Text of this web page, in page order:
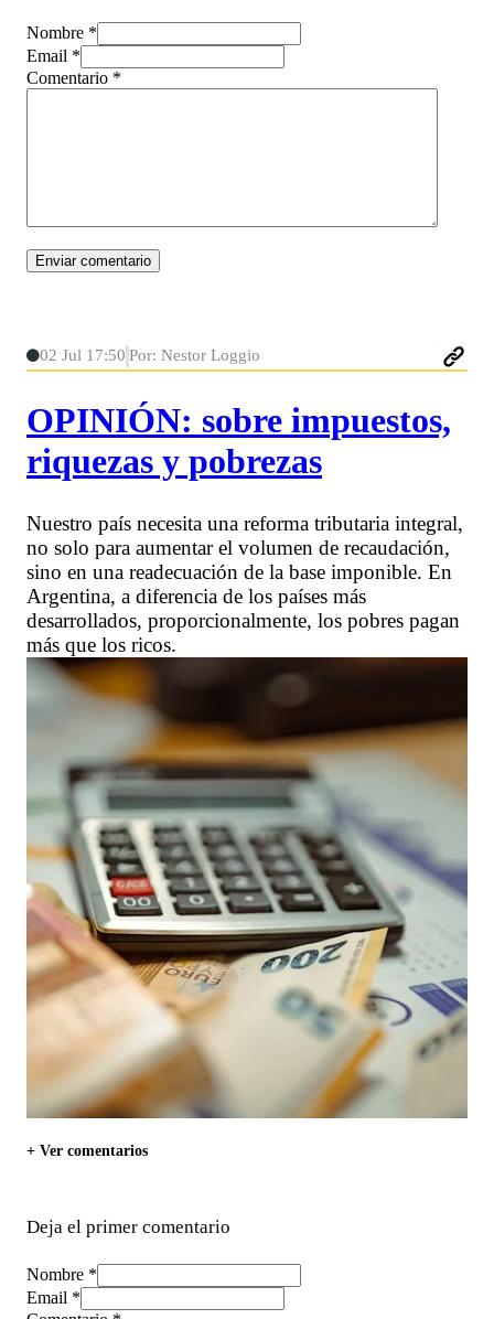
Nombre *
Email *
Comentario *
02 Jul 17:50 Por: Nestor Loggio
OPINIÓN: sobre impuestos,
riquezas y pobrezas
Nuestro país necesita una reforma tributaria integral,
no solo para aumentar el volumen de recaudación,
sino en una readecuación de la base imponible. En
Argentina, a diferencia de los países más
desarrollados, proporcionalmente, los pobres pagan
más que los ricos.
+ Ver comentarios
Deja el primer comentario
Nombre *
Email *